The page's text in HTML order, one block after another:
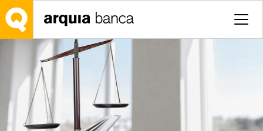
Saltar al contenido principal